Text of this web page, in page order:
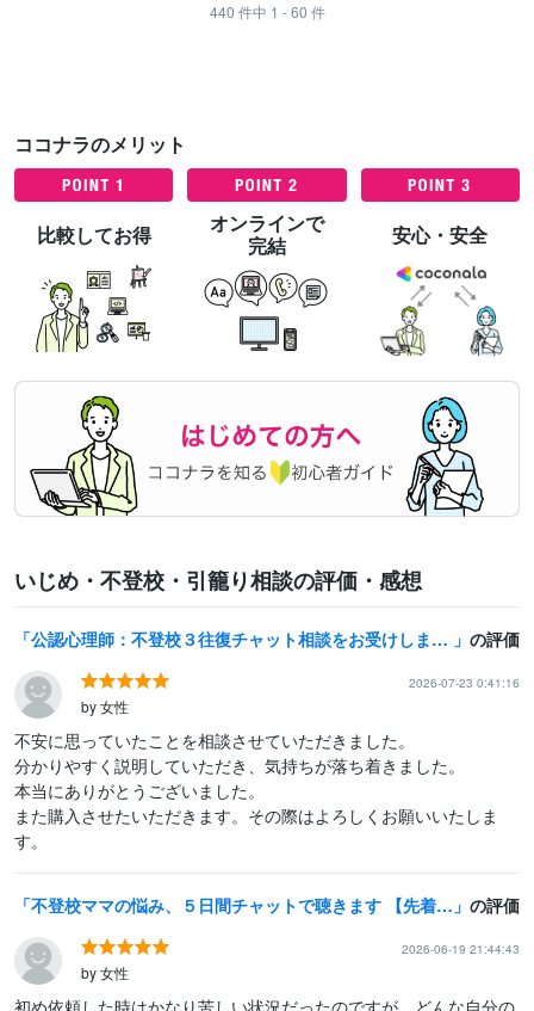
440 件中 1 - 60 件
ココナラのメリット
比較してお得
オンラインで
完結
安心・安全
いじめ・不登校・引籠り相談の評価・感想
公認心理師：不登校３往復チャット相談をお受けします 現役スクールカウンセラーが不登校の不安を解消します！ の評価
2026-07-23 0:41:16
by 女性
不安に思っていたことを相談させていただきました。
分かりやすく説明していただき、気持ちが落ち着きました。
本当にありがとうございました。
また購入させたいただきます。その際はよろしくお願いいたしま
す。
不登校ママの悩み、５日間チャットで聴きます 【先着３名モニター】資格×実体験であなたの孤独に寄り添う の評価
2026-06-19 21:44:43
by 女性